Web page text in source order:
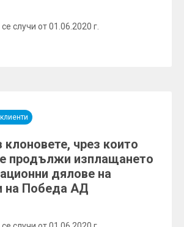
случи от 01.06.2020 г.
чрез които
продължи изплащането
дялове на
на Победа АД